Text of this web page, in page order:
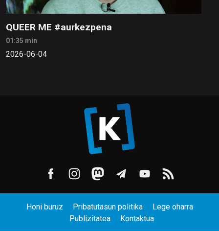
QUEER ME #aurkezpena
01:35 min
2026-06-04
Honi buruz Pribatutasun politika
Lege oharra
Publizitatea
Kontaktua